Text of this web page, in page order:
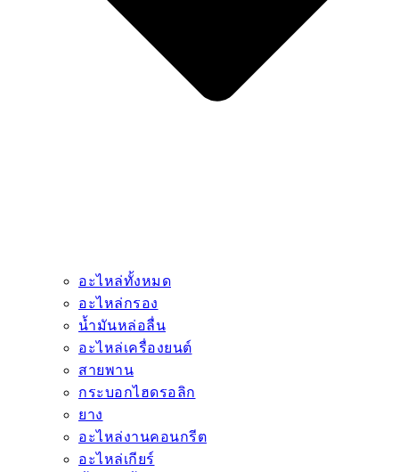
อะไหล่ทั้งหมด
อะไหล่กรอง
น้ำมันหล่อลื่น
อะไหล่เครื่องยนต์
สายพาน
กระบอกไฮดรอลิก
ยาง
อะไหล่งานคอนกรีต
อะไหล่เกียร์